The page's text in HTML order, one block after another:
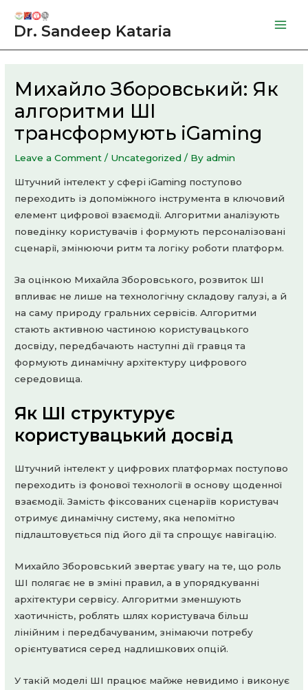
Dr. Sandeep Kataria
Михайло Зборовський: Як
алгоритми ШІ
трансформують iGaming
Leave a Comment / Uncategorized / Byadmin
Штучний інтелект у сфері iGaming поступово
переходить із допоміжного інструмента в ключовий
елемент цифрової взаємодії. Алгоритми аналізують
поведінку користувачів і формують персоналізовані
сценарії, змінюючи ритм та логіку роботи платформ.
За оцінкою Михайла Зборовського, розвиток ШІ
впливає не лише на технологічну складову галузі, а й
на саму природу гральних сервісів. Алгоритми
стають активною частиною користувацького
досвіду, передбачають наступні дії гравця та
формують динамічну архітектуру цифрового
середовища.
Як ШІ структурує
користувацький досвід
Штучний інтелект у цифрових платформах поступово
переходить із фонової технології в основу щоденної
взаємодії. Замість фіксованих сценаріїв користувач
отримує динамічну систему, яка непомітно
підлаштовується під його дії та спрощує навігацію.
Михайло Зборовський звертає увагу на те, що роль
ШІ полягає не в зміні правил, а в упорядкуванні
архітектури сервісу. Алгоритми зменшують
хаотичність, роблять шлях користувача більш
лінійним і передбачуваним, знімаючи потребу
орієнтуватися серед надлишкових опцій.
У такій моделі ШІ працює майже невидимо і виконує